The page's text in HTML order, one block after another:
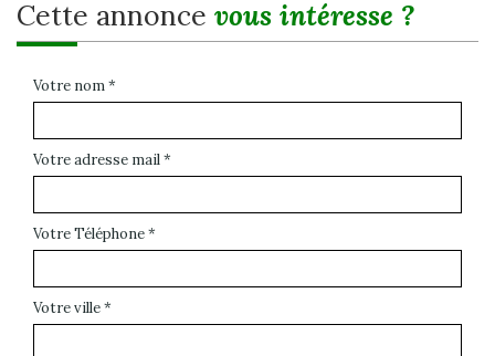
cette annonce vous intéresse ?
Votre nom *
Votre adresse mail *
Votre Téléphone *
Votre ville *